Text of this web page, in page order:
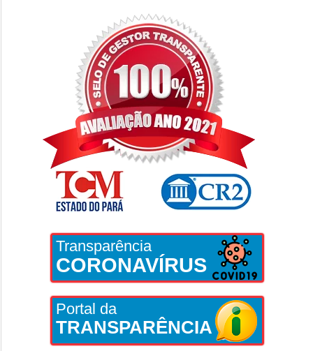
Transparência
CORONAVÍRUS
Portal da
TRANSPARÊNCIA